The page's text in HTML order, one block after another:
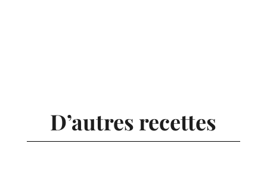
D’autres recettes